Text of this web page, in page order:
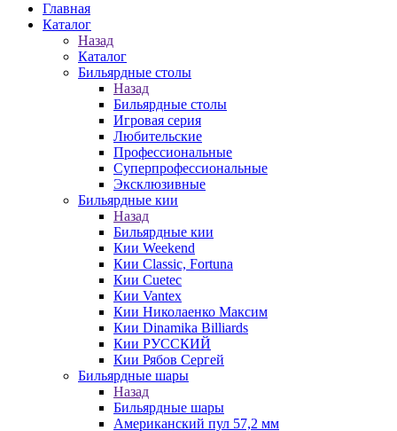
Главная
Каталог
Назад
Каталог
Бильярдные столы
Назад
Бильярдные столы
Игровая серия
Любительские
Профессиональные
Суперпрофессиональные
Эксклюзивные
Бильярдные кии
Назад
Бильярдные кии
Кии Weekend
Кии Classic, Fortuna
Кии Cuetec
Кии Vantex
Кии Николаенко Максим
Кии Dinamika Billiards
Кии РУССКИЙ
Кии Рябов Сергей
Бильярдные шары
Назад
Бильярдные шары
Американский пул 57,2 мм